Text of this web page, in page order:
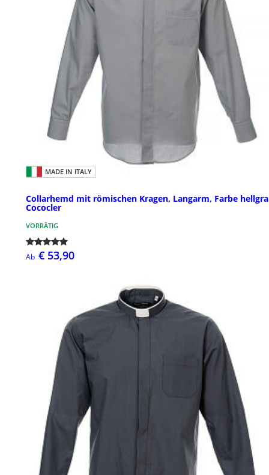
MADE IN ITALY
Collarhemd mit römischen Kragen, Langarm, Farbe
Cococler
VORRÄTIG
Ab € 53,90